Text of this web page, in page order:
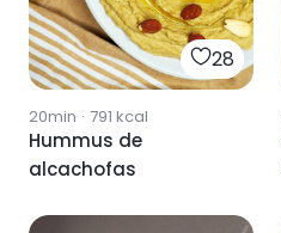
28
20min · 791 kcal
Hummus de
alcachofas